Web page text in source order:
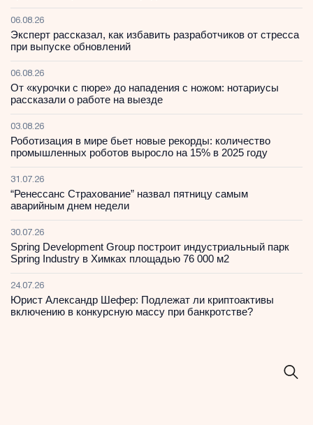
06.08.26
Эксперт рассказал, как избавить разработчиков от стресса
при выпуске обновлений
06.08.26
От «курочки с пюре» до нападения с ножом: нотариусы
рассказали о работе на выезде
03.08.26
Роботизация в мире бьет новые рекорды: количество
промышленных роботов выросло на 15% в 2025 году
31.07.26
“Ренессанс Страхование” назвал пятницу самым
аварийным днем недели
30.07.26
Spring Development Group построит индустриальный парк
Spring Industry в Химках площадью 76 000 м2
24.07.26
Юрист Александр Шефер: Подлежат ли криптоактивы
включению в конкурсную массу при банкротстве?